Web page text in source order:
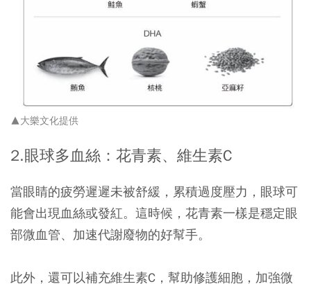
▲大樂文化提供
2.眼球多血絲：花青素、維生素C
當眼睛的疲勞遲遲未被舒緩，累積過度壓力，眼球可
能會出現血絲或發紅。這時候，花青素一樣是穩定眼
部微血管、加速代謝廢物的好幫手。
此外，還可以補充維生素C，幫助修護細胞，加強微